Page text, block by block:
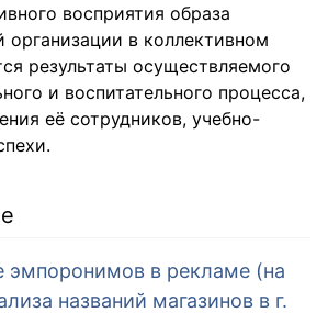
восприятия образа
организации в коллективном
результаты осуществляемого
и воспитательного процесса,
её сотрудников, учебно-
эмпоронимов в рекламе (на
названий магазинов в г.